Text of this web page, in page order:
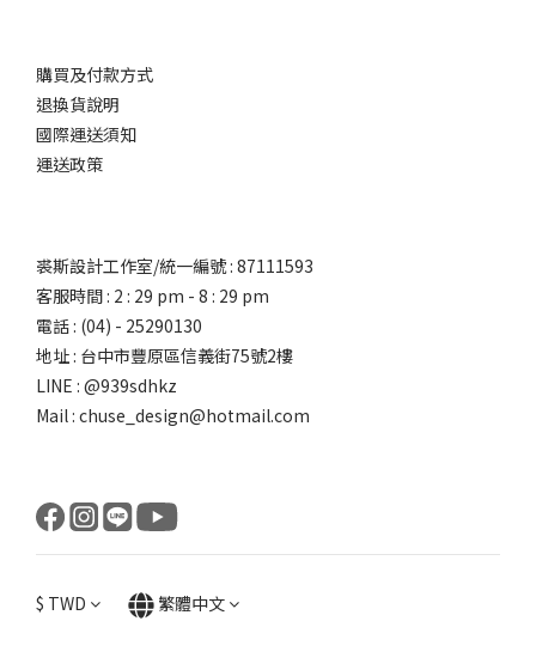
購買及付款方式
退換貨說明
國際運送須知
運送政策
裘斯設計工作室/統一編號 : 87111593
客服時間 : 2 : 29 pm - 8 : 29 pm
電話 : (04) - 25290130
地址 : 台中市豐原區信義街75號2樓
LINE : @939sdhkz
Mail : chuse_design@hotmail.com
$ TWD 繁體中文